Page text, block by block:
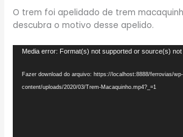
O trem foi apelidado de trem
descubra o motivo desse apelido.
Tocador
vídeo
Media error: Format(s) not supported or source(s) not
Fazer download do arquivo: https://localhost:8888/ferrovias/wp-
content/uploads/2020/03/Trem-Macaquinho.mp4?_=1